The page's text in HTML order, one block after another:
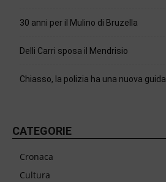
30 anni per il Mulino di Bruzella
Delli Carri sposa il Mendrisio
Chiasso, la polizia ha una nuova guida
CATEGORIE
Cronaca
Cultura